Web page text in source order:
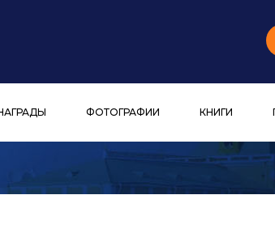
ФОТОГРАФИИ КНИГИ